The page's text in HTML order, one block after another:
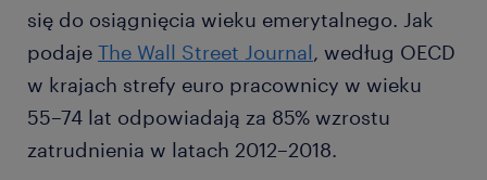
się do osiągnięcia wieku emerytalnego. Jak
podaje The Wall Street Journal, według OECD
w krajach strefy euro pracownicy w wieku
55–74 lat odpowiadają za 85% wzrostu
zatrudnienia w latach 2012–2018.